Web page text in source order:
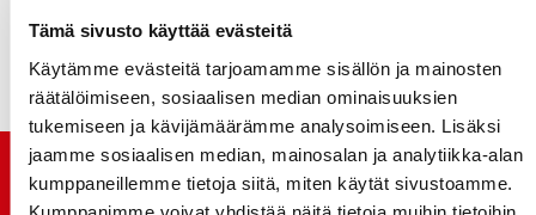
Tämä sivusto käyttää evästeitä
Käytämme evästeitä tarjoamamme sisällön ja mainosten
räätälöimiseen, sosiaalisen median ominaisuuksien
tukemiseen ja kävijämäärämme analysoimiseen. Lisäksi
jaamme sosiaalisen median, mainosalan ja analytiikka-alan
kumppaneillemme tietoja siitä, miten käytät sivustoamme.
TUOREIMMAT UUTISET